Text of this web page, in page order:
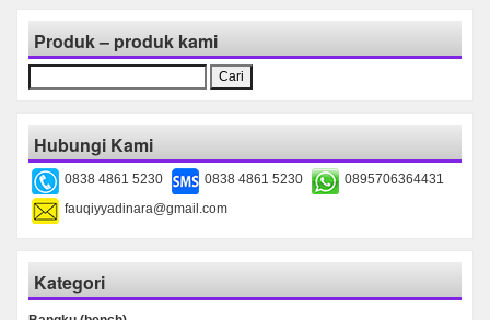
Produk – produk kami
untuk:
Hubungi Kami
0838 4861 5230 0838 4861 5230
0895706364431
fauqiyyadinara@gmail.com
Kategori